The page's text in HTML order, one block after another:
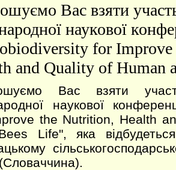
Вас взяти
наукової
for
and Quality of Human
Вас взяти
наукової
the Nutrition, Health
Life", яка
(Словаччина).